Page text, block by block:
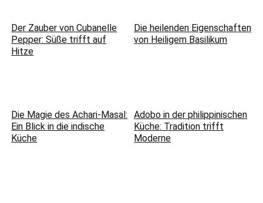
Der Zauber von Cubanelle
Pepper: Süße trifft auf
Hitze
Die heilenden Eigenschaften
von Heiligem Basilikum
Die Magie des Achari-Masal:
Ein Blick in die indische
Küche
Adobo in der philippinischen
Küche: Tradition trifft
Moderne